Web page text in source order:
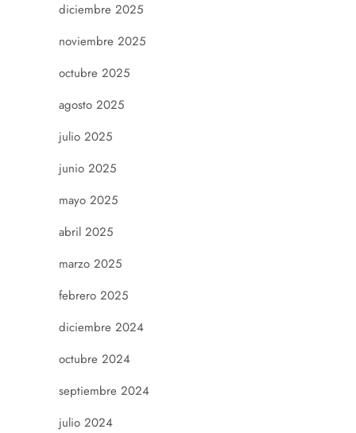
diciembre 2025
noviembre 2025
octubre 2025
agosto 2025
julio 2025
junio 2025
mayo 2025
abril 2025
marzo 2025
febrero 2025
diciembre 2024
octubre 2024
septiembre 2024
julio 2024